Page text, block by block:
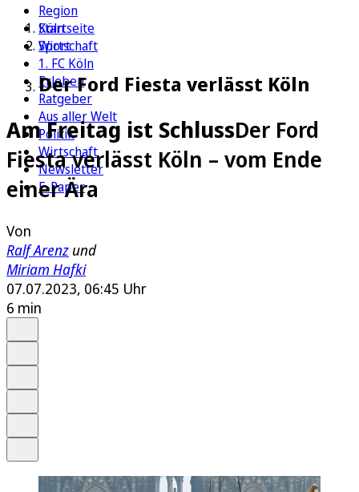
Region
Köln
Sport
1. FC Köln
Erleben
Ratgeber
Aus aller Welt
Politik
Wirtschaft
Newsletter
E-Paper
Startseite
Wirtschaft
Der Ford Fiesta verlässt Köln
Am Freitag ist SchlussDer Ford
Fiesta verlässt Köln – vom Ende
einer Ära
Von
Ralf Arenz und
Miriam Hafki
07.07.2023, 06:45 Uhr
6 min